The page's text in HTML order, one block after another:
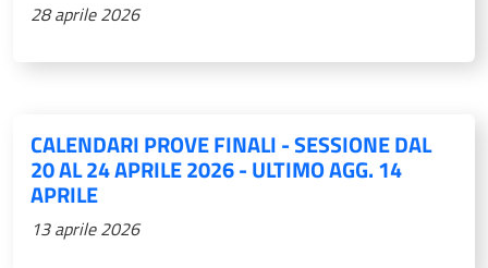
28 aprile 2026
CALENDARI PROVE FINALI - SESSIONE DAL
20 AL 24 APRILE 2026 - ULTIMO AGG. 14
APRILE
13 aprile 2026